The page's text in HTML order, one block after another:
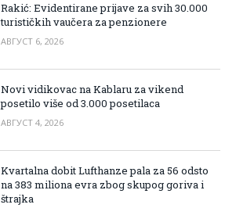
Rakić: Evidentirane prijave za svih 30.000
turističkih vaučera za penzionere
АВГУСТ 6, 2026
Novi vidikovac na Kablaru za vikend
posetilo više od 3.000 posetilaca
АВГУСТ 4, 2026
Kvartalna dobit Lufthanze pala za 56 odsto
na 383 miliona evra zbog skupog goriva i
štrajka